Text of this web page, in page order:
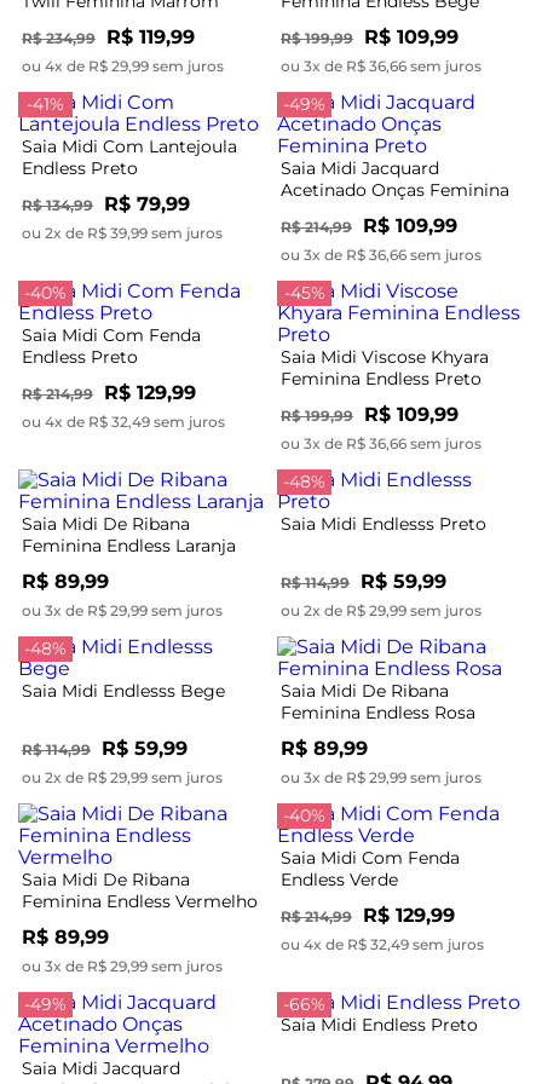
R$ 234,99 R$ 119,99
ou 4x de R$ 29,99 sem juros
R$ 199,99 R$ 109,99
ou 3x de R$ 36,66 sem juros
-41%
Saia Midi Com Lantejoula
Endless Preto
R$ 134,99 R$ 79,99
ou 2x de R$ 39,99 sem juros
-49%
Saia Midi Jacquard
Acetinado Onças Feminina
R$ 214,99 R$ 109,99
ou 3x de R$ 36,66 sem juros
-40%
Saia Midi Com Fenda
Endless Preto
R$ 214,99 R$ 129,99
ou 4x de R$ 32,49 sem juros
-45%
Saia Midi Viscose Khyara
Feminina Endless Preto
R$ 199,99 R$ 109,99
ou 3x de R$ 36,66 sem juros
Saia Midi De Ribana
Feminina Endless Laranja
R$ 89,99
ou 3x de R$ 29,99 sem juros
-48%
Saia Midi Endlesss Preto
R$ 114,99 R$ 59,99
ou 2x de R$ 29,99 sem juros
-48%
Saia Midi Endlesss Bege
R$ 114,99 R$ 59,99
ou 2x de R$ 29,99 sem juros
Saia Midi De Ribana
Feminina Endless Rosa
R$ 89,99
ou 3x de R$ 29,99 sem juros
Saia Midi De Ribana
Feminina Endless Vermelho
R$ 89,99
ou 3x de R$ 29,99 sem juros
-40%
Saia Midi Com Fenda
Endless Verde
R$ 214,99 R$ 129,99
ou 4x de R$ 32,49 sem juros
-49%
Saia Midi Jacquard
-66%
Saia Midi Endless Preto